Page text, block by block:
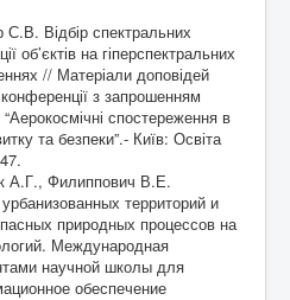
Відбір спектральних
об’єктів на гіперспектральних
// Матеріали доповідей
з запрошенням
спостереження в
та безпеки”.- Київ: Освіта
А.Г., Филиппович В.Е.
территорий и
природных процессов на
Международная
научной школы для
обеспечение